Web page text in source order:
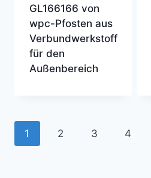
GL166166 von
wpc-Pfosten aus
Verbundwerkstoff
für den
Außenbereich
1 2 3 4